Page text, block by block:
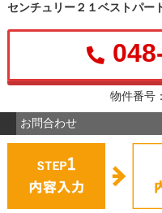
センチュリー２１ベストパー
物件番号
お問合わせ